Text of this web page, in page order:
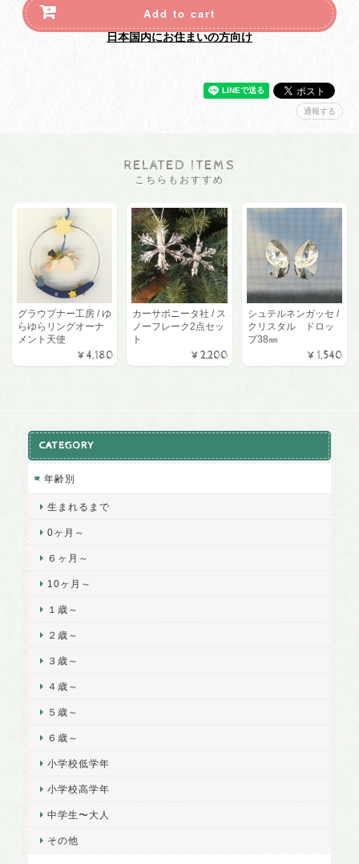
Add to cart
日本国内にお住まいの方向け
通報する
RELATED ITEMS
こちらもおすすめ
グラウプナー工房 / ゆ
らゆらリングオーナ
メント天使
¥4,180
カーサボニータ社 / ス
ノーフレーク2点セッ
ト
¥2,200
シュテルネンガッセ /
クリスタル ドロッ
プ38㎜
¥1,540
CATEGORY
年齢別
生まれるまで
0ヶ月～
６ヶ月～
10ヶ月～
１歳～
２歳～
３歳～
４歳～
５歳～
６歳～
小学校低学年
小学校高学年
中学生〜大人
その他